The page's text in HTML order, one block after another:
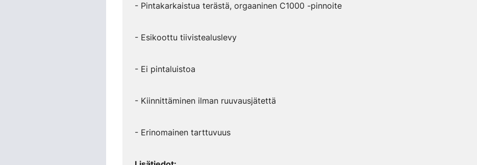
- Pintakarkaistua terästä, orgaaninen C1000 -pinnoite
- Esikoottu tiivistealuslevy
- Ei pintaluistoa
- Kiinnittäminen ilman ruuvausjätettä
- Erinomainen tarttuvuus